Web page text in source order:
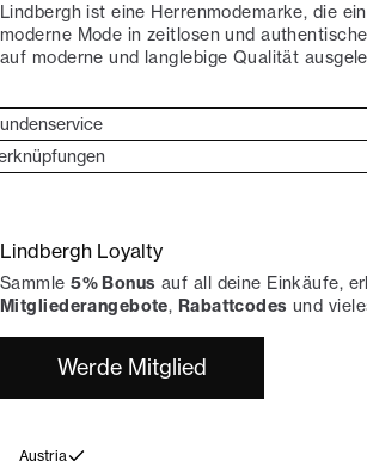
Lindbergh ist eine Herrenmodemarke, die
moderne Mode in zeitlosen und
auf moderne und langlebige Qualität
widerrufen
Lindbergh-Botschafter
Lindbergh Loyalty
Sammle5% Bonus auf all deine Einkäufe,
Mitgliederangebote, Rabattcodes und
Werde Mitglied
Austria